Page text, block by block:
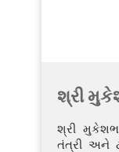
શ્રી
શ્રી
તંત્રી અને